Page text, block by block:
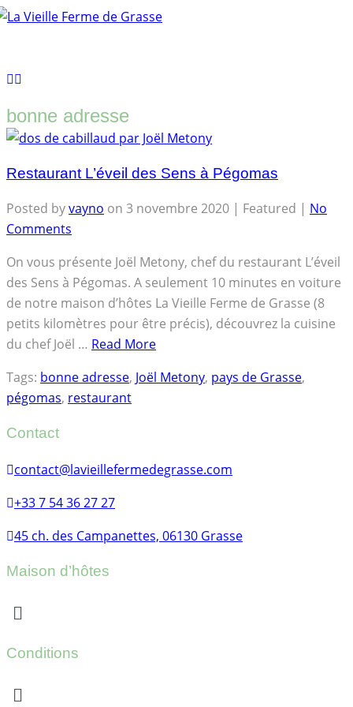
bonne adresse
Restaurant L’éveil des Sens à Pégomas
Posted byvayno on 3 novembre 2020 | Featured | No
Comments
On vous présente Joël Metony, chef du restaurant L’éveil
des Sens à Pégomas. A seulement 10 minutes en voiture
de notre maison d’hôtes La Vieille Ferme de Grasse (8
petits kilomètres pour être précis), découvrez la cuisine
du chef Joël … Read More
Tags: bonne adresse, Joël Metony, pays de Grasse,
pégomas, restaurant
Contact
contact@lavieillefermedegrasse.com
+33 7 54 36 27 27
45 ch. des Campanettes, 06130 Grasse
Maison d’hôtes
Menu
Conditions
Menu